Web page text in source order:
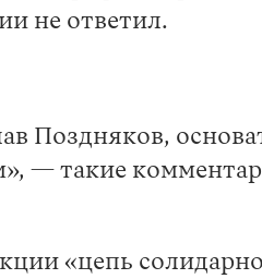
не ответил.
Поздняков,
— такие
«цепь